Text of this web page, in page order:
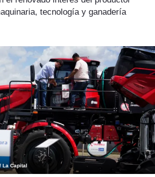
tecnología y ganadería
La Capital